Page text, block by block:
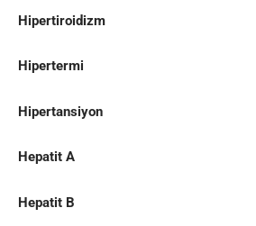
Hipertiroidizm
Hipertermi
Hipertansiyon
Hepatit A
Hepatit B